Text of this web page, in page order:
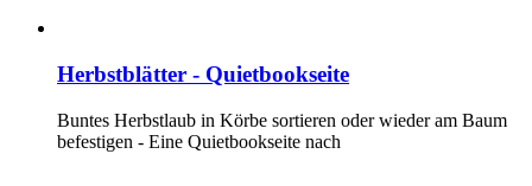
Herbstblätter - Quietbookseite
Buntes Herbstlaub in Körbe sortieren oder wieder am Baum
befestigen - Eine Quietbookseite nach